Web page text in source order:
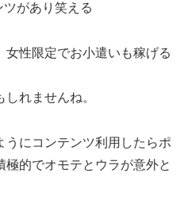
があり笑える
性限定でお小遣いも稼げる
れませんね。
にコンテンツ利用したらポ
的でオモテとウラが意外と